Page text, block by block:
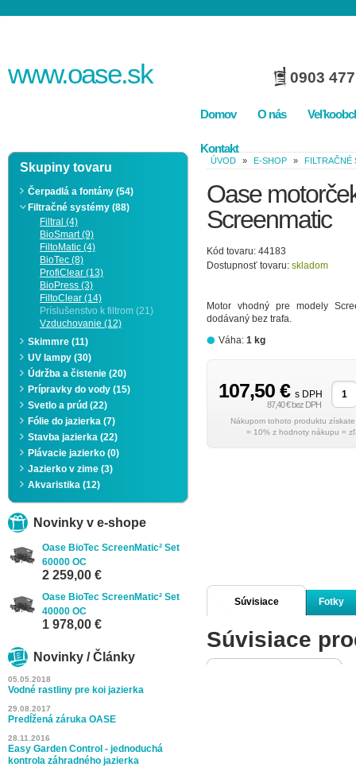
www.oase.sk 0903
Domov O nás
Kontakt
Skupiny tovaru
Čerpadlá a fontány (54)
Filtračné systémy (88)
Filtral (4)
BioSmart (9)
FiltoMatic (4)
BioTec (8)
ProfiClear (13)
BioPress (3)
FiltoClear (14)
Príslušenstvo k filtrom (21)
Vzduchovanie (12)
Skimmre (11)
UV lampy (30)
Údržba a čistenie (20)
Prípravky do vody (15)
Svetlo a prúd (22)
Fólie do jazierka (7)
Stavba jazierka (22)
Plávacie jazierko (0)
Jazierko v zime (3)
Akvaristika (12)
Novinky v e-shope
Oase BioTec ScreenMatic² Set
60000 OC
2 259,00 €
Oase BioTec ScreenMatic² Set
40000 OC
1 978,00 €
Novinky / Články
05.05.2018
Vodné rastliny pre koi jazierka
29.08.2017
Predĺžená záruka OASE
28.11.2016
Easy Garden Control - jednoduchá
kontrola záhradného jazierka
ÚVOD » E-SHOP » FILTRAČNÉ
Oase
Screenmatic
Kód tovaru: 44183
Dostupnosť tovaru: skladom
Motor vhodný pre modely
dodávaný bez trafa.
Váha: 1 kg
107,50 € s DPH
87,40 € bez DPH
= 10% z hodnoty nákupu =
Súvisiace
produkty
Fotky
Súvisiace